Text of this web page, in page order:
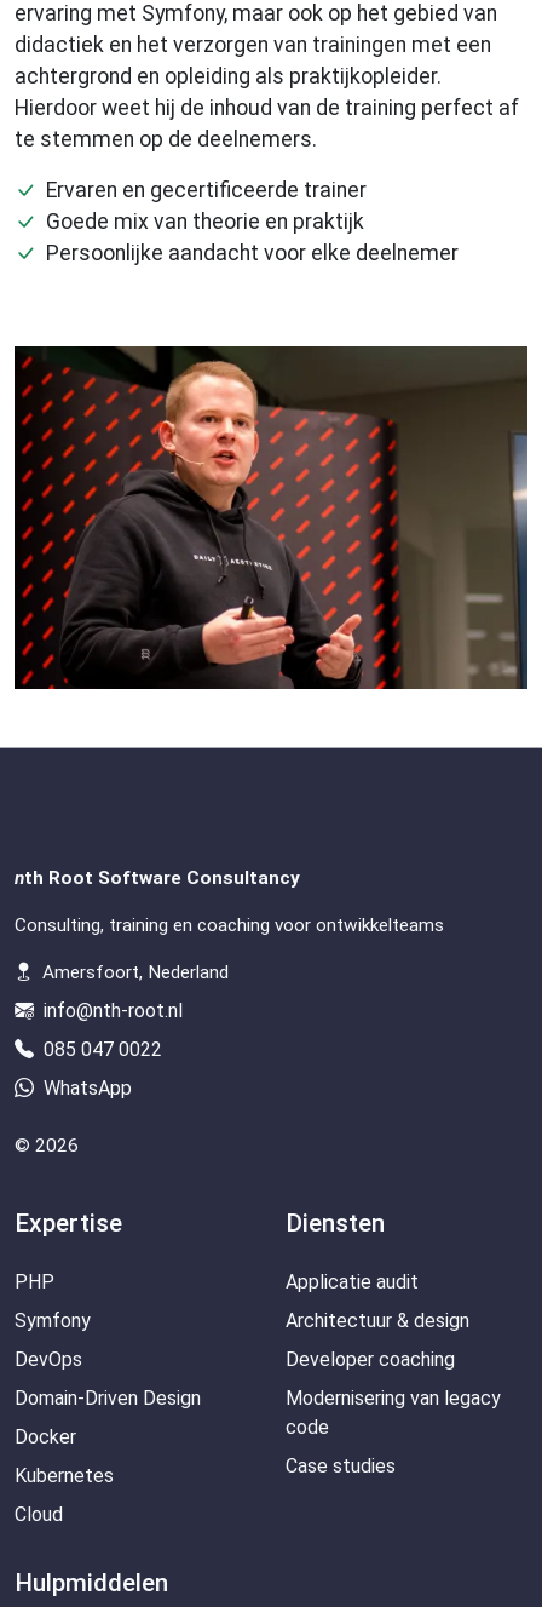
ervaring met Symfony, maar ook op het gebied van
didactiek en het verzorgen van trainingen met een
achtergrond en opleiding als praktijkopleider.
Hierdoor weet hij de inhoud van de training perfect af
te stemmen op de deelnemers.
Ervaren en gecertificeerde trainer
Goede mix van theorie en praktijk
Persoonlijke aandacht voor elke deelnemer
nth Root Software Consultancy
Consulting, training en coaching voor ontwikkelteams
Amersfoort, Nederland
info@nth-root.nl
085 047 0022
WhatsApp
© 2026
Expertise
PHP
Symfony
DevOps
Domain-Driven Design
Docker
Kubernetes
Cloud
Diensten
Applicatie audit
Architectuur & design
Developer coaching
Modernisering van legacy
code
Case studies
Hulpmiddelen